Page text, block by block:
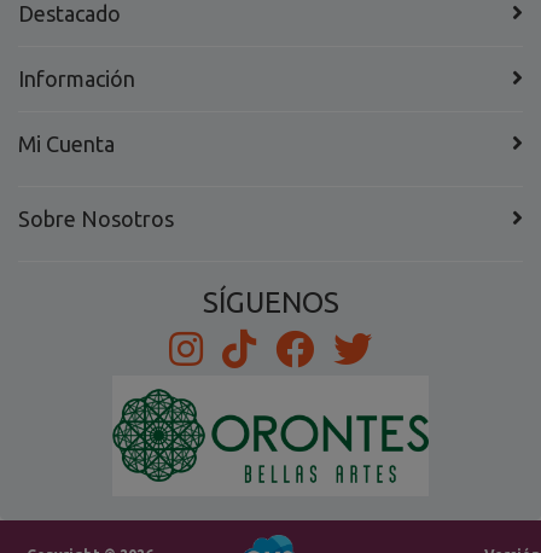
Destacado
Información
Mi Cuenta
Sobre Nosotros
SÍGUENOS